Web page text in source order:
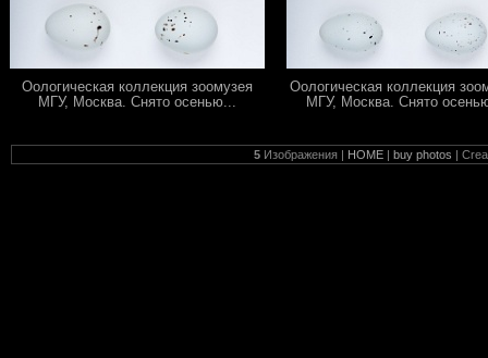
Оологическая коллекция зоомузея
МГУ, Москва. Снято осенью...
Оологическая коллекция
МГУ, Москва. Снято
5 Изображения | HOME | buy photos |